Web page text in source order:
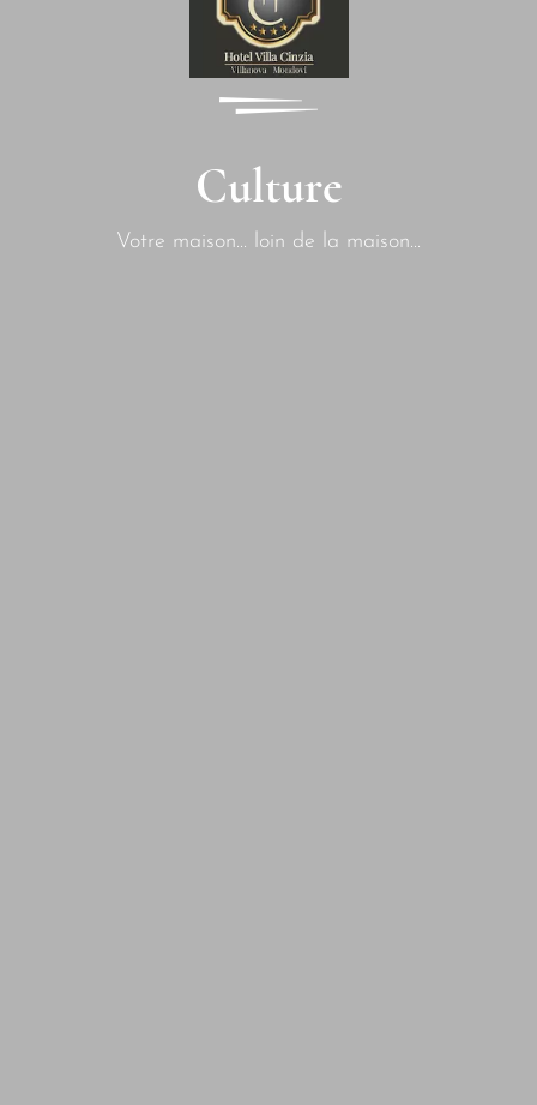
Culture
Votre maison... loin de la maison...